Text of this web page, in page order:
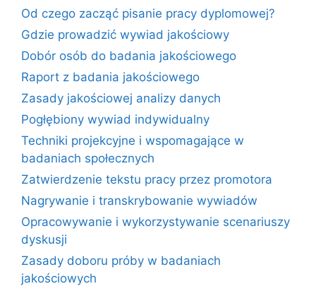
Od czego zacząć pisanie pracy dyplomowej?
Gdzie prowadzić wywiad jakościowy
Dobór osób do badania jakościowego
Raport z badania jakościowego
Zasady jakościowej analizy danych
Pogłębiony wywiad indywidualny
Techniki projekcyjne i wspomagające w
badaniach społecznych
Zatwierdzenie tekstu pracy przez promotora
Nagrywanie i transkrybowanie wywiadów
Opracowywanie i wykorzystywanie scenariuszy
dyskusji
Zasady doboru próby w badaniach
jakościowych